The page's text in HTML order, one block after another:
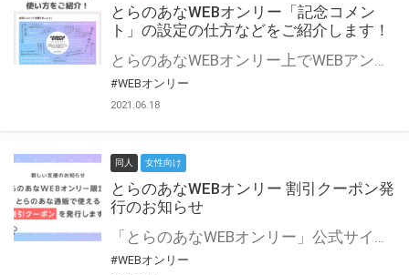
とらのあなWEBオンリー「記念コメン
ト」の設定の仕方などをご紹介します！
とらのあなWEBオンリー上でWEBアンソロジーが作成できる「記念コメント」について、その使い方や作成手順を解説します！ 支援タイプを「サークル参加型」「サークル参加型・マルシェ(イベント会場)機能付き」でお申し込みいただいている主催者様はぜひご活用ください♪ とらのあなWEBオンリーサイトはこちら
#WEBオンリー
2021.06.18
同人 女性向け
とらのあなWEBオンリー 割引クーポン発
行のお知らせ
「とらのあなWEBオンリー」公式サイトでとらのあな通販の「割引クーポン」を配布中！ イベントごとに開催当日限定で使える割引クーポンのシリアルコードを発行します。 とらのあなWEBオンリーのページをチェックして、イベント当日にお得にお買い物を楽しみましょう♪ ※本キャンペーンは予告なく終了する場合がございます。 とらのあなWEBオンリーサイトはこちら
#WEBオンリー